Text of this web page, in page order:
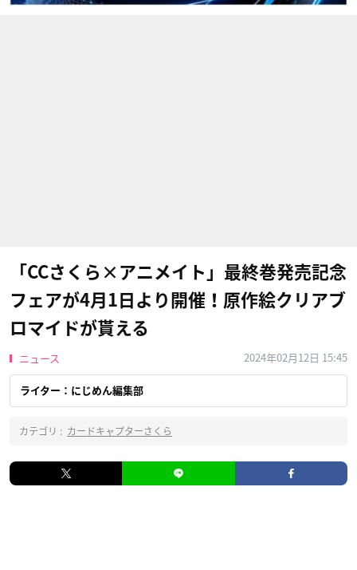
「CCさくら×アニメイト」最終巻発売記念
フェアが4月1日より開催！原作絵クリアブ
ロマイドが貰える
ニュース 2024年02月12日 15:45
ライター：にじめん編集部
カテゴリ : カードキャプターさくら